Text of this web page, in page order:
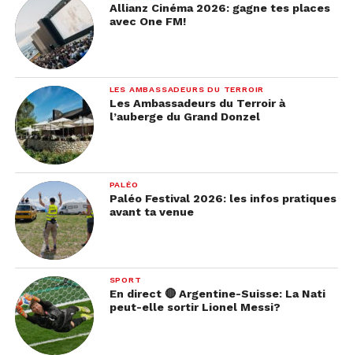
Allianz Cinéma 2026: gagne tes places
avec One FM!
LES AMBASSADEURS DU TERROIR
Les Ambassadeurs du Terroir à
l’auberge du Grand Donzel
PALÉO
Paléo Festival 2026: les infos pratiques
avant ta venue
SPORT
En direct 🔴 Argentine-Suisse: La Nati
peut-elle sortir Lionel Messi?